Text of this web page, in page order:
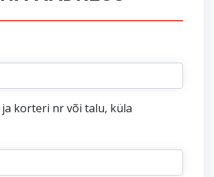
ja korteri nr või talu, küla